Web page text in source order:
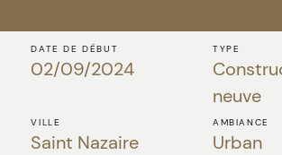
DATE DE DÉBUT
02/09/2024
TYPE
neuve
VILLE
Saint Nazaire
AMBIANCE
Urban